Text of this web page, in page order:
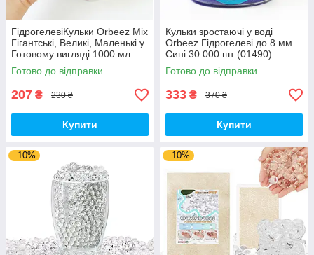
ГідрогелевіКульки Orbeez Mix
Гігантські, Великі, Маленькі у
Готовому вигляді 1000 мл
(01430)
Готово до відправки
207 ₴ 230 ₴
Купити
Кульки зростаючі у воді
Orbeez Гідрогелеві до 8 мм
Сині 30 000 шт (01490)
Готово до відправки
333 ₴ 370 ₴
Купити
–10% –10%